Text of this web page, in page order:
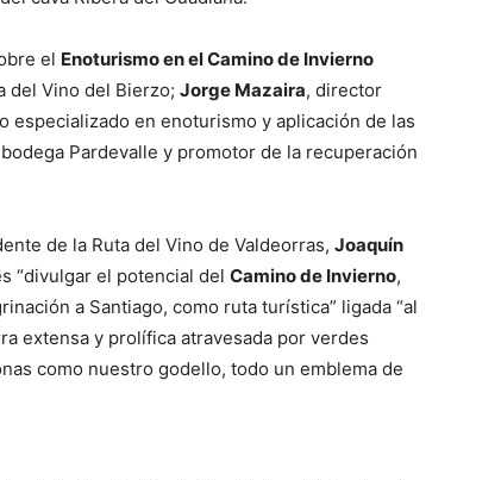
el Enoturismo en el Camino de Invierno
del Vino del Bierzo; Jorge Mazaira, director
especializado en enoturismo y aplicación de las
Pardevalle y promotor de la recuperación
de la Ruta del Vino de Valdeorras, Joaquín
“divulgar el potencial del Camino de Invierno,
a Santiago, como ruta turística” ligada “al
extensa y prolífica atravesada por verdes
como nuestro godello, todo un emblema de